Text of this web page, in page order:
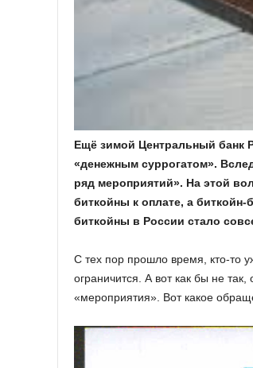
Ещё зимой Центральный банк
«денежным суррогатом».
ряд мероприятий». На этой
биткойны к оплате, а биткойн-
биткойны в России стало
С тех пор прошло время, кто-то
ограничится. А вот как бы не
«мероприятия». Вот какое